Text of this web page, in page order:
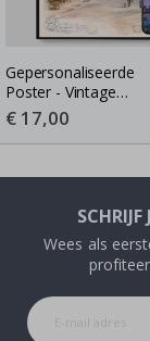
Gepersonaliseerde
Poster - Vintage
Aquarel Stadsgezicht -
AI Poster
Special
Price
€ 17,00
Wees als